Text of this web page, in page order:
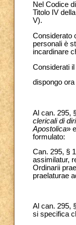
Nel Codice
Titolo IV
V).
Considerato
personali è
incardinare
Considerati il
dispongo
Al can. 295,
clericali di
Apostolica»
formulato:
Can. 295, §
assimilatur,
Ordinarii
praelaturae
Al can. 295,
si specifica